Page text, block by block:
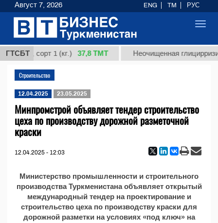
ГТСБТсорт 1 (кг.) 37,8 ТМТ Неочищенная
Строительство
12.04.2025 23.05.2025
Минпромстрой объявляет тендер строительство
цеха по производству дорожной разметочной
краски
12.04.2025 - 12:03
Министерство промышленности и строительного
производства Туркменистана объявляет открытый
международный тендер на проектирование и
строительство цеха по производству краски для
дорожной разметки на условиях «под ключ» на
Август 7, 2026 ENG TM РУС